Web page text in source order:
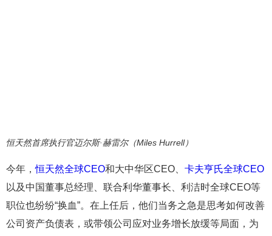
恒天然首席执行官迈尔斯·赫雷尔（Miles Hurrell）
今年，恒天然全球CEO和大中华区CEO、 卡夫亨氏全球CEO
以及中国董事总经理、联合利华董事长、利洁时全球CEO等
职位也纷纷“换血”。在上任后，他们当务之急是思考如何改善
公司资产负债表，或带领公司应对业务增长放缓等局面，为